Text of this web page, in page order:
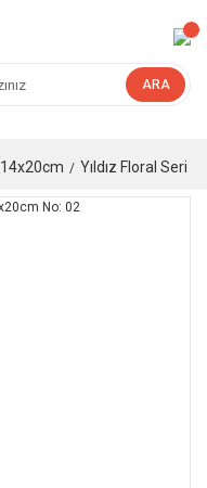
ARA
14x20cm Yıldız Floral Seri